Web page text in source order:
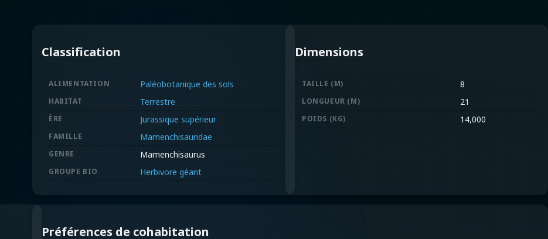
Classification
ALIMENTATION Paléobotanique des sols
HABITAT Terrestre
ÈRE Jurassique supérieur
FAMILLE Mamenchisauridae
GENRE Mamenchisaurus
GROUPE BIO Herbivore géant
Dimensions
TAILLE (M) 8
LONGUEUR (M) 21
POIDS (KG) 14,000
Préférences de cohabitation